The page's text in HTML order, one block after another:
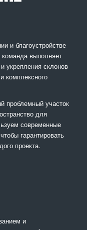
и благоустройстве
выполняет
укрепления склонов
комплексного
проблемный участок
для
современные
гарантировать
проекта.
и